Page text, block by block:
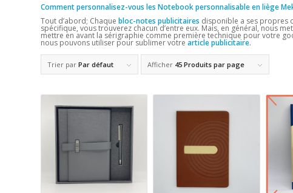
Comment personnalisez-vous les Notebook personnalisable en liège
Tout d’abord; Chaque bloc-notes publicitaires disponible a ses propres
spécifique, vous trouverez chacun d’entre eux. Mais, en général, nous
mettre en avant la sérigraphie comme première technique pour votre
nous pouvons utiliser pour sublimer votre article publicitaire.
Trier par Par défaut Afficher 45 Produits par page